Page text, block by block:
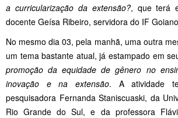
a curricularização da extensão?, que terá
docente Geísa Ribeiro, servidora do IF
No mesmo dia 03, pela manhã, uma outra
um tema bastante atual, já estampado em
promoção da equidade de gênero no
inovação e na extensão. A atividade
pesquisadora Fernanda Staniscuaski, da
Rio Grande do Sul, e da professora